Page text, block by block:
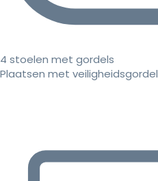
4 stoelen met gordels
Plaatsen met veiligheidsgordel